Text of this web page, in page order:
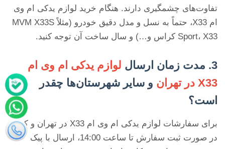
تفاوت‌های چشمگیری دارند. هنگام خرید لوازم یدکی ام وی
ام X33، حتماً به نسل و مدل دقیق خودرو (مثلاً MVM X33S
Sport، X33 کراس و…) و سال ساخت آن توجه کنید.
3. مدت زمان ارسال
لوازم یدکی ام وی ام
X33 در تهران
و سایر شهرستان‌ها چقدر
است؟
برای سفارشات لوازم یدکی ام وی ام X33 در تهران و کرج،
در صورت ثبت سفارش تا ساعت 14:00، ارسال با پیک